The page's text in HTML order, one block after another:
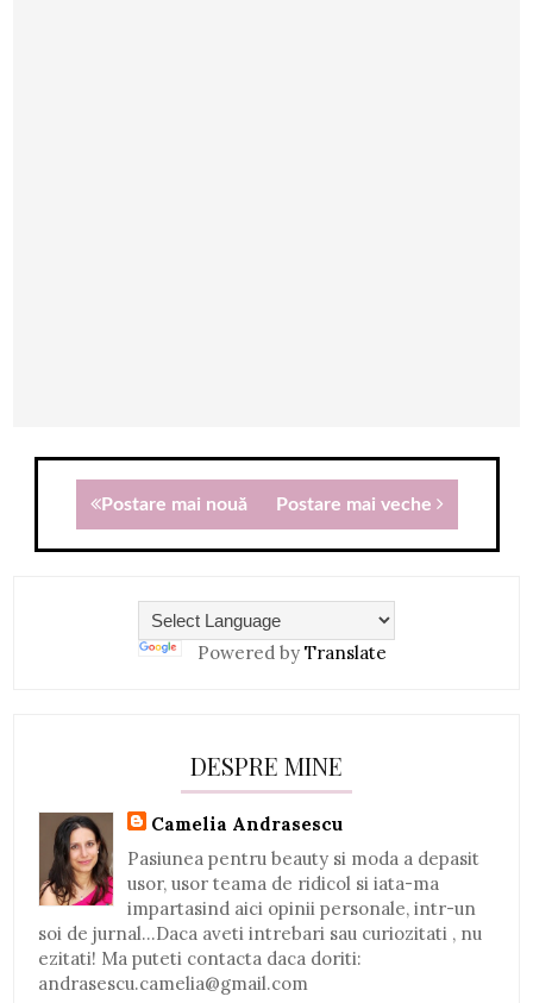
Postare mai nouă Postare mai veche
Powered by Translate
DESPRE MINE
Camelia Andrasescu
Pasiunea pentru beauty si moda a depasit
usor, usor teama de ridicol si iata-ma
impartasind aici opinii personale, intr-un
soi de jurnal...Daca aveti intrebari sau curiozitati , nu
ezitati! Ma puteti contacta daca doriti:
andrasescu.camelia@gmail.com